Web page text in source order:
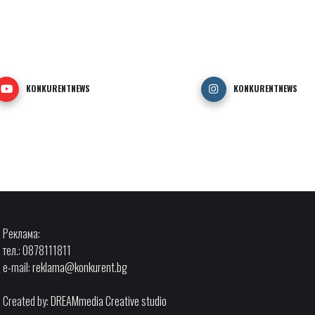
KONKURENTNEWS KONKURENTNEWS
Реклама:
тел.: 0878111811
e-mail:reklama@konkurent.bg
Created by:DREAMmedia Creative studio